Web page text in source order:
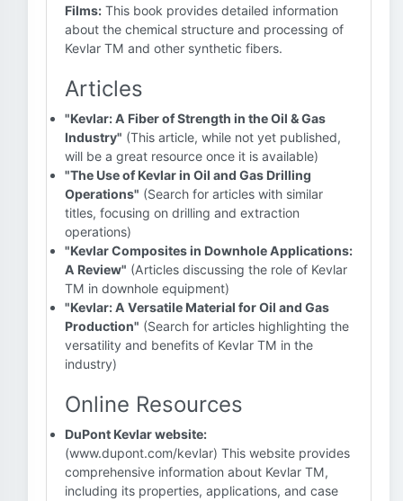
Films: This book provides detailed information
about the chemical structure and processing of
Kevlar TM and other synthetic fibers.
Articles
"Kevlar: A Fiber of Strength in the Oil & Gas
Industry" (This article, while not yet published,
will be a great resource once it is available)
"The Use of Kevlar in Oil and Gas Drilling
Operations" (Search for articles with similar
titles, focusing on drilling and extraction
operations)
"Kevlar Composites in Downhole Applications:
A Review" (Articles discussing the role of Kevlar
TM in downhole equipment)
"Kevlar: A Versatile Material for Oil and Gas
Production" (Search for articles highlighting the
versatility and benefits of Kevlar TM in the
industry)
Online Resources
DuPont Kevlar website:
(www.dupont.com/kevlar) This website provides
comprehensive information about Kevlar TM,
including its properties, applications, and case